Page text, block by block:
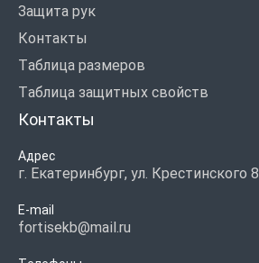
Защита рук
Контакты
Таблица размеров
Таблица защитных свойств
Контакты
Адрес
г. Екатеринбург, ул. Крестинского 8
E-mail
fortisekb@mail.ru